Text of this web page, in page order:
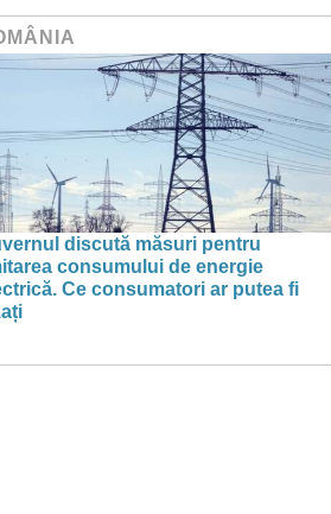
discută măsuri pentru
consumului de energie
Ce consumatori ar putea fi